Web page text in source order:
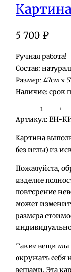
5 700 ₽
Ручная работа!
Состав:
Размер: 47см х
Наличие: срок
о
л
и
е
с
т
в
о
т
в
а
− +
Артикул: BH-
Картина
без иглы) из
Пожалуйста,
изделие
повторение
может
размера
Такие вещи мы
окружать
вещами. Эта